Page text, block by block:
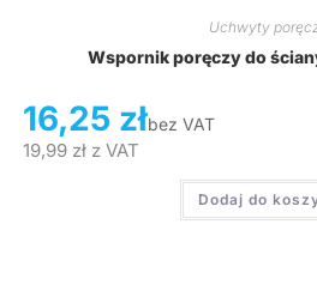
Uchwyty
Wspornik poręczy do
16,25 złbez VAT
19,99 złz VAT
Dodaj do